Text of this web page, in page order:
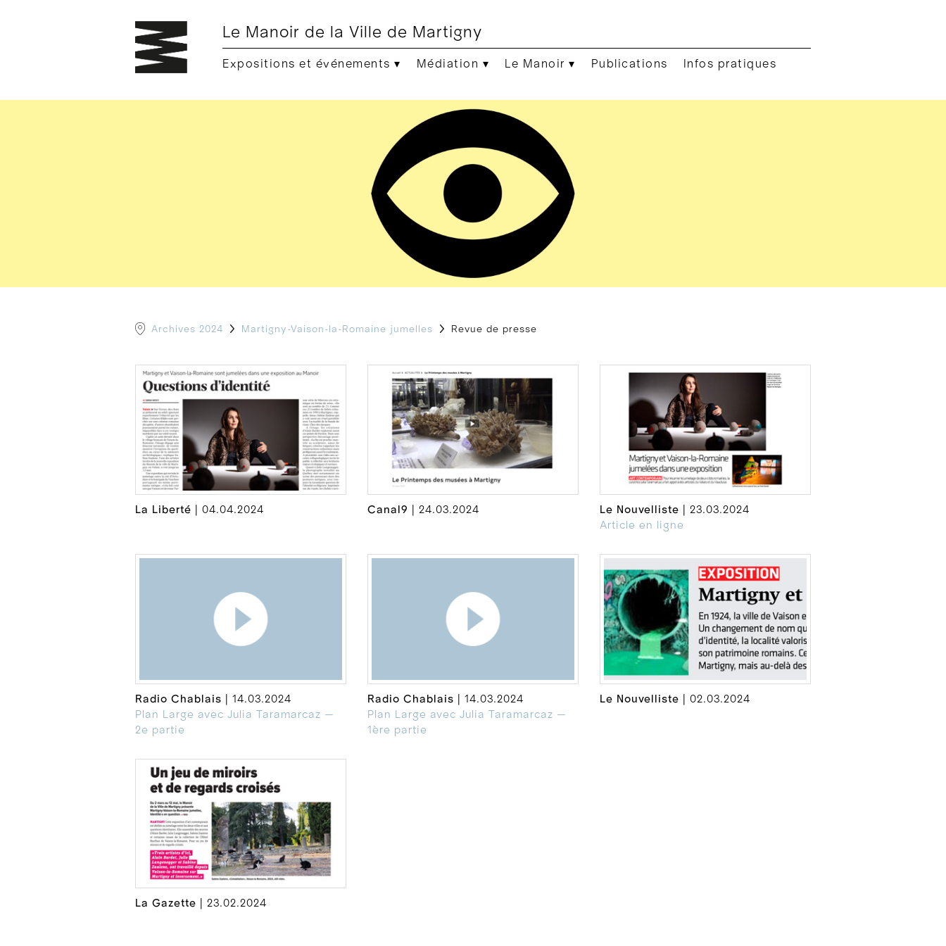
Le Manoir de la Ville de Martigny
Expositions et événements ▾ Médiation ▾ Le Manoir ▾ Publications Infos pratiques
Archives 2024 Martigny-Vaison-la-Romaine jumelles Revue de presse
La Liberté | 04.04.2024 Canal9 | 24.03.2024 Le Nouvelliste | 23.03.2024
Article en ligne
Radio Chablais | 14.03.2024
Plan Large avec Julia Taramarcaz —
2e partie
Radio Chablais | 14.03.2024
Plan Large avec Julia Taramarcaz —
1ère partie
Le Nouvelliste | 02.03.2024
La Gazette | 23.02.2024